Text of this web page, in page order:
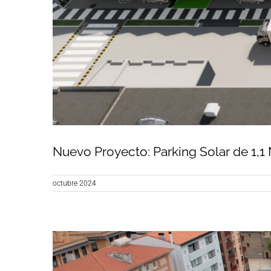
Nuevo Proyecto: Parking Solar de
octubre 2024